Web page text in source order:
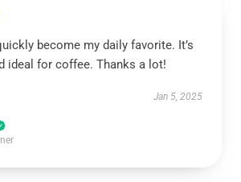
become my daily favorite. It’s
ideal for coffee. Thanks a lot!
Jan 5, 2025